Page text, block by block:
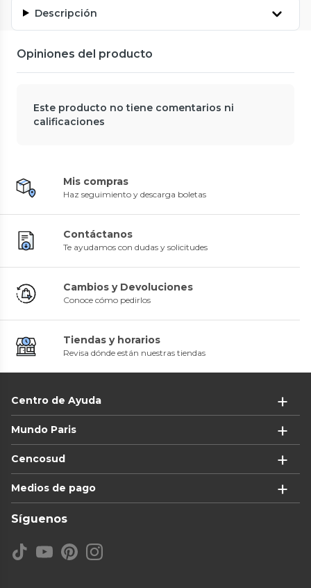
Descripción
Opiniones del producto
Este producto no tiene comentarios ni
calificaciones
Mis compras
Haz seguimiento y descarga boletas
Contáctanos
Te ayudamos con dudas y solicitudes
Cambios y Devoluciones
Conoce cómo pedirlos
Tiendas y horarios
Revisa dónde están nuestras tiendas
Centro de Ayuda
Mundo Paris
Cencosud
Medios de pago
Síguenos